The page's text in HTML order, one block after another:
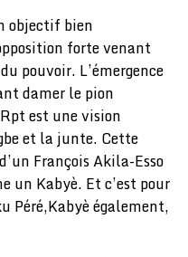
objectif bien
forte venant
pouvoir. L’émergence
damer le pion
est une vision
et la junte. Cette
François Akila-Esso
un Kabyè. Et c’est pour
Péré,Kabyè également,